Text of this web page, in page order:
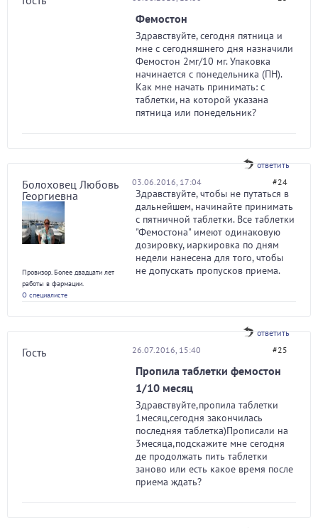
Фемостон
Здравствуйте, сегодня пятница и
мне с сегодняшнего дня назначили
Фемостон 2мг/10 мг. Упаковка
начинается с понедельника (ПН).
Как мне начать принимать: с
таблетки, на которой указана
пятница или понедельник?
ответить
Болоховец Любовь
Георгиевна
Провизор. Более двадцати лет
работы в фармации.
О специалисте
03.06.2016, 17:04 #24
Здравствуйте, чтобы не путаться в
дальнейшем, начинайте принимать
с пятничной таблетки. Все таблетки
"Фемостона" имеют одинаковую
дозировку, иаркировка по дням
недели нанесена для того, чтобы
не допускать пропусков приема.
ответить
Гость 26.07.2016, 15:40 #25
Пропила таблетки фемостон
1/10 месяц
Здравствуйте,пропила таблетки
1месяц,сегодня закончилась
последняя таблетка)Прописали на
3месяца,подскажите мне сегодня
де продолжать пить таблетки
заново или есть какое время после
приема ждать?